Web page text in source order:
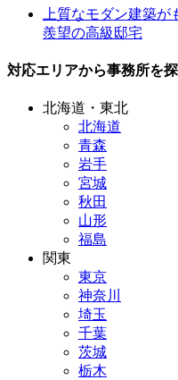
上質なモダン建築
羨望の高級邸宅
対応エリアから事務所を
北海道・東北
北海道
青森
岩手
宮城
秋田
山形
福島
関東
東京
神奈川
埼玉
千葉
茨城
栃木